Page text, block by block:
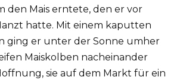
den Mais erntete, den er vor
hatte. Mit einem kaputten
ging er unter der Sonne umher
Maiskolben nacheinander
sie auf dem Markt für ein